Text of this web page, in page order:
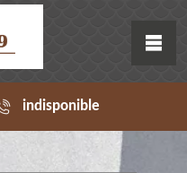
indisponible